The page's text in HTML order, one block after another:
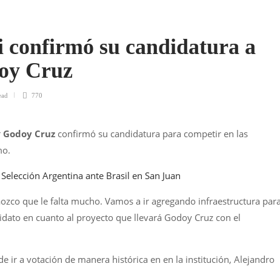
su candidatura a
Cruz
770
Godoy Cruz confirmó su candidatura para competir en las
Argentina ante Brasil en San Juan
que le falta mucho. Vamos a ir agregando infraestructura
en cuanto al proyecto que llevará Godoy Cruz con el
ir a votación de manera histórica en en la institución, Alejandro